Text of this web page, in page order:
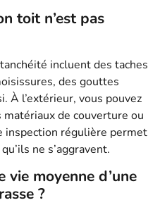
toit n’est pas
incluent des taches
des gouttes
À l’extérieur, vous pouvez
de couverture ou
inspection régulière permet
ne s’aggravent.
moyenne d’une
?